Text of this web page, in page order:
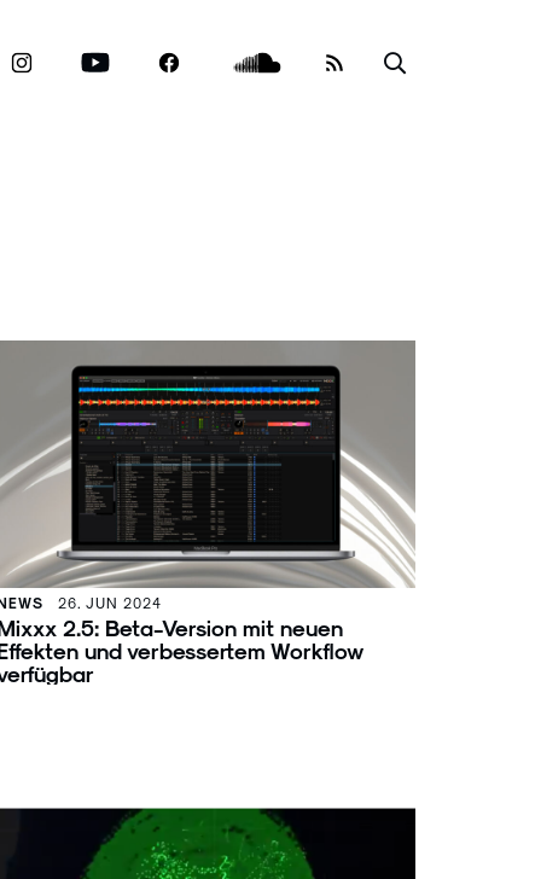
26. JUN 2024
2.5: Beta-Version mit neuen
und verbessertem Workflow